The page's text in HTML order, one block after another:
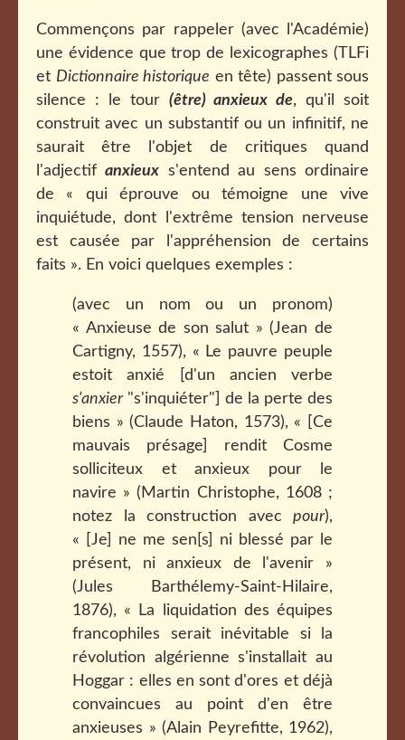
Commençons par rappeler (avec l'Académie)
une évidence que trop de lexicographes (TLFi
et Dictionnaire historique en tête) passent sous
silence : le tour (être) anxieux de, qu'il soit
construit avec un substantif ou un infinitif, ne
saurait être l'objet de critiques quand
l'adjectifanxieux s'entend au sens ordinaire
de « qui éprouve ou témoigne une vive
inquiétude, dont l'extrême tension nerveuse
est causée par l'appréhension de certains
faits ». En voici quelques exemples :
(avec un nom ou un pronom)
« Anxieuse de son salut » (Jean de
Cartigny, 1557), « Le pauvre peuple
estoit anxié [d'un ancien verbe
s'anxier"s'inquiéter"] de la perte des
biens » (Claude Haton, 1573), « [Ce
mauvais présage] rendit Cosme
solliciteux et anxieux pour le
navire » (Martin Christophe, 1608 ;
notez la construction avec pour),
« [Je] ne me sen[s] ni blessé par le
présent, ni anxieux de l'avenir »
(Jules Barthélemy-Saint-Hilaire,
1876), « La liquidation des équipes
francophiles serait inévitable si la
révolution algérienne s'installait au
Hoggar : elles en sont d'ores et déjà
convaincues au point d'en être
anxieuses » (Alain Peyrefitte, 1962),